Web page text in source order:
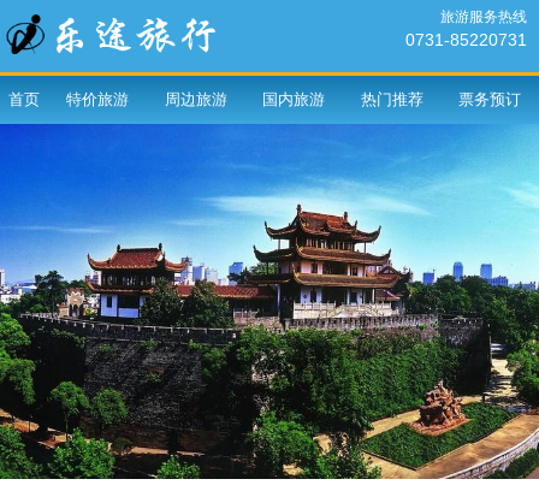
旅游服务热线
0731-85220731
首页 特价旅游 周边旅游 国内旅游 热门推荐 票务预订